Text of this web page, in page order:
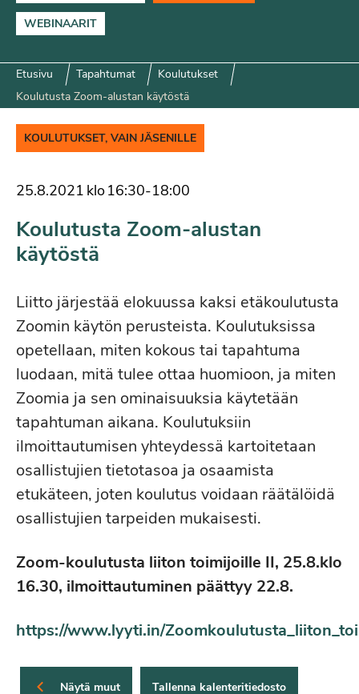
WEBINAARIT
Etusivu Tapahtumat
Koulutukset
Koulutusta Zoom-alustan käytöstä
KOULUTUKSET, VAIN JÄSENILLE
25.8.2021 klo16:30-18:00
Koulutusta Zoom-alustan
käytöstä
Liitto järjestää elokuussa kaksi etäkoulutusta
Zoomin käytön perusteista. Koulutuksissa
opetellaan, miten kokous tai tapahtuma
luodaan, mitä tulee ottaa huomioon, ja miten
Zoomia ja sen ominaisuuksia käytetään
tapahtuman aikana. Koulutuksiin
ilmoittautumisen yhteydessä kartoitetaan
osallistujien tietotasoa ja osaamista
etukäteen, joten koulutus voidaan räätälöidä
osallistujien tarpeiden mukaisesti.
Zoom-koulutusta liiton toimijoille II, 25.8.klo
16.30, ilmoittautuminen päättyy 22.8.
https://www.lyyti.in/
Näytä muut